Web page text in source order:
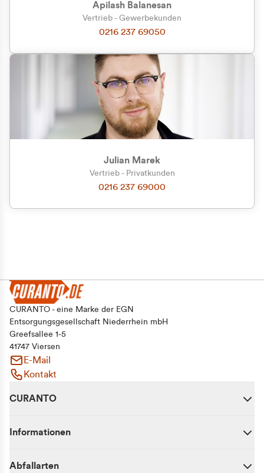
Zu welcher Kundengruppe
gehören Sie?
Privatkunde (inkl. MwSt.)
Geschäftskunde (exkl. MwSt.)
Apilash Balanesan
Vertrieb - Gewerbekunden
0216 237 69050
Julian Marek
Vertrieb - Privatkunden
0216 237 69000
CURANTO - eine Marke der EGN
Entsorgungsgesellschaft Niederrhein mbH
Greefsallee 1-5
41747 Viersen
E-Mail
Kontakt
CURANTO
Informationen
Abfallarten